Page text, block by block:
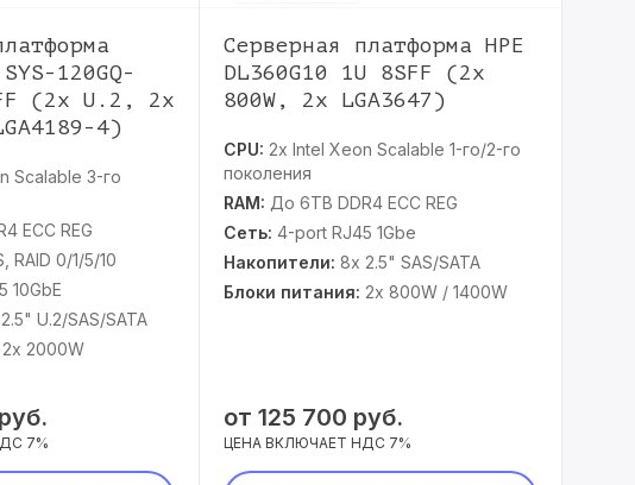
120GQ-
(2x U.2, 2x
4)
Scalable 3-го
ECC REG
RAID 0/1/5/10
10GbE
U.2/SAS/SATA
2x 2000W
7%
Серверная платформа HPE
DL360G10 1U 8SFF (2x
800W, 2x LGA3647)
CPU: 2x Intel Xeon Scalable 1-го/2-го
поколения
RAM: До 6TB‬ DDR4 ECC REG
Сеть: 4-port RJ45 1Gbe
Накопители: 8x 2.5" SAS/SATA
Блоки питания: 2x 800W / 1400W
от 125 700 руб.
ЦЕНА ВКЛЮЧАЕТ НДС 7%